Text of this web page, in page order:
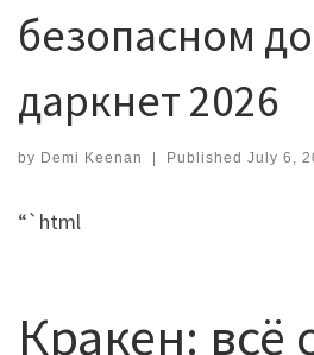
безопасном
даркнет 2026
by Demi Keenan | Published July 6,
“`html
Кракен: всё